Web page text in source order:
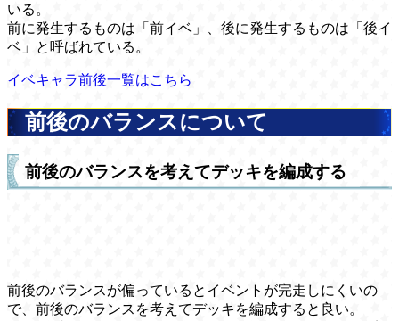
いる。
前に発生するものは「前イベ」、後に発生するものは「後イ
ベ」と呼ばれている。
イベキャラ前後一覧はこちら
前後のバランスについて
前後のバランスを考えてデッキを編成する
前後のバランスが偏っているとイベントが完走しにくいの
で、前後のバランスを考えてデッキを編成すると良い。